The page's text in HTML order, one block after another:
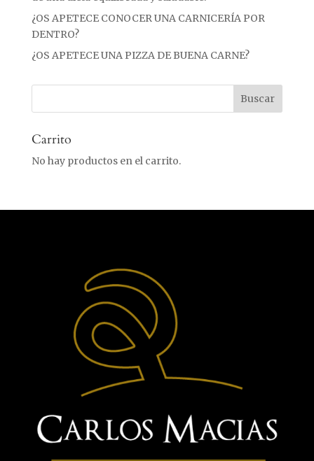
¿OS APETECE CONOCER UNA CARNICERÍA POR
DENTRO?
¿OS APETECE UNA PIZZA DE BUENA CARNE?
Carrito
No hay productos en el carrito.